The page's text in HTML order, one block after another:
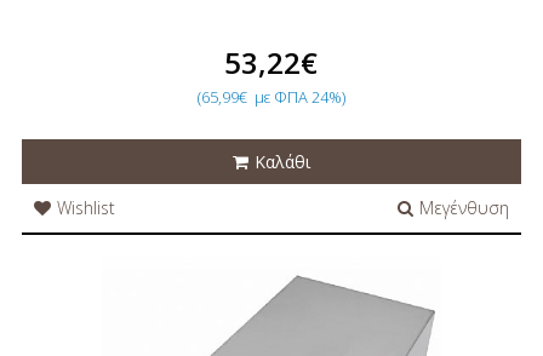
53,22€
(65,99€ με ΦΠΑ 24%)
Καλάθι
Wishlist
Μεγένθυση